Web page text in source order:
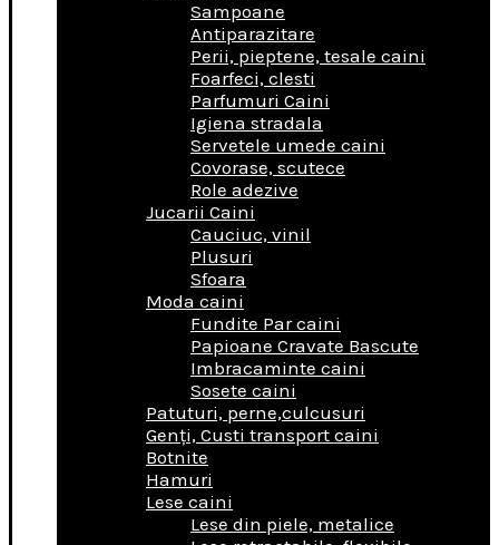
Sampoane
Antiparazitare
Perii, pieptene, tesale caini
Foarfeci, clesti
Parfumuri Caini
Igiena stradala
Servetele umede caini
Covorase, scutece
Role adezive
Jucarii Caini
Cauciuc, vinil
Plusuri
Sfoara
Moda caini
Fundite Par caini
Papioane Cravate Bascute
Imbracaminte caini
Sosete caini
Patuturi, perne,culcusuri
Genţi, Custi transport caini
Botnite
Hamuri
Lese caini
Lese din piele, metalice